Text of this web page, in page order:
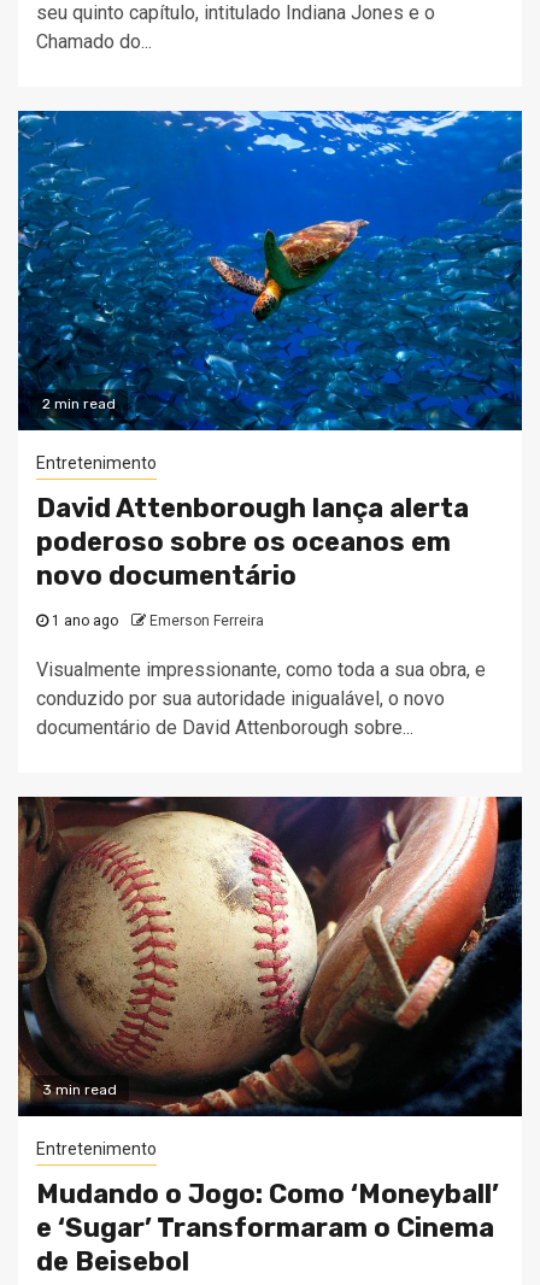
seu quinto capítulo, intitulado Indiana Jones e o
Chamado do...
2 min read
Entretenimento
David Attenborough lança alerta
poderoso sobre os oceanos em
novo documentário
1 ano ago Emerson Ferreira
Visualmente impressionante, como toda a sua obra, e
conduzido por sua autoridade inigualável, o novo
documentário de David Attenborough sobre...
3 min read
Entretenimento
Mudando o Jogo: Como ‘Moneyball’
e ‘Sugar’ Transformaram o Cinema
de Beisebol